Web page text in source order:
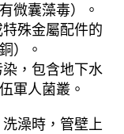
微囊藻毒）。
殊金屬配件的
）。
，包含地下水
軍人菌叢。
澡時，管壁上